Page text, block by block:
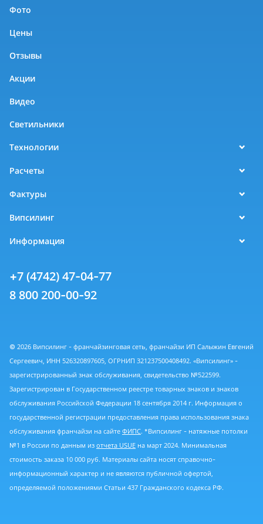
Фото
Цены
Отзывы
Акции
Видео
Светильники
Технологии
Расчеты
Фактуры
Випсилинг
Информация
+7 (4742) 47-04-77
8 800 200-00-92
© 2026 Випсилинг - франчайзинговая сеть, франчайзи ИП Салыжин Евгений
Сергеевич, ИНН 526320897605, ОГРНИП 321237500408492. «Випсилинг» -
зарегистрированный знак обслуживания, свидетельство №522599.
Зарегистрирован в Государственном реестре товарных знаков и знаков
обслуживания Российской Федерации 18 сентября 2014 г. Информация о
государственной регистрации предоставления права использования знака
обслуживания франчайзи на сайте ФИПС. *Випсилинг - натяжные потолки
№1 в России по данным из отчета USUE на март 2024. Минимальная
стоимость заказа 10 000 руб. Материалы сайта носят справочно-
информационный характер и не являются публичной офертой,
определяемой положениями Статьи 437 Гражданского кодекса РФ.